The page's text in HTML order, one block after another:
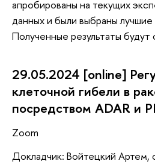
апробированы на текущих
данных и были выбраны лучшие
Полученные результаты будут
29.05.2024 [online]
клеточной гибели в
посредством ADAR и
Zoom
Докладчик: Войтецкий Артем,